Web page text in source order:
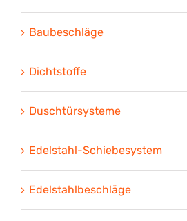
Baubeschläge
Dichtstoffe
Duschtürsysteme
Edelstahl-Schiebesystem
Edelstahlbeschläge